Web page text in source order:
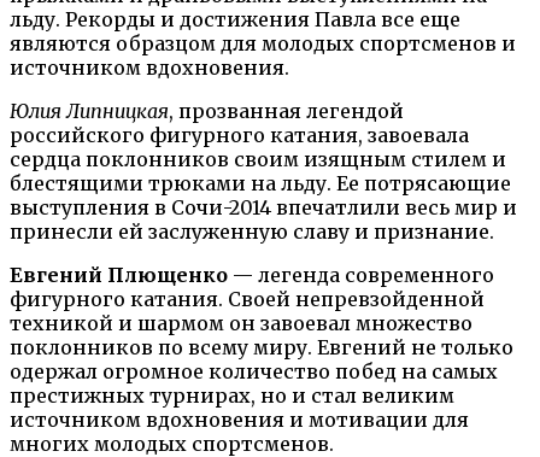
льду. Рекорды и достижения Павла все еще
являются образцом для молодых спортсменов и
источником вдохновения.
Юлия Липницкая, прозванная легендой
российского фигурного катания, завоевала
сердца поклонников своим изящным стилем и
блестящими трюками на льду. Ее потрясающие
выступления в Сочи-2014 впечатлили весь мир и
принесли ей заслуженную славу и признание.
Евгений Плющенко — легенда современного
фигурного катания. Своей непревзойденной
техникой и шармом он завоевал множество
поклонников по всему миру. Евгений не только
одержал огромное количество побед на самых
престижных турнирах, но и стал великим
источником вдохновения и мотивации для
многих молодых спортсменов.